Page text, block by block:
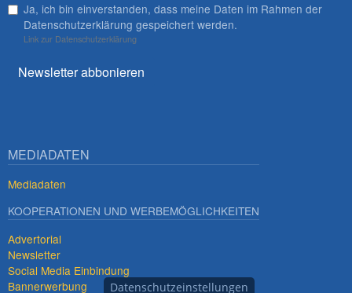
Ja, ich bin einverstanden, dass meine Daten im Rahmen der
Datenschutzerklärung gespeichert werden.
Link zur Datenschutzerklärung
Newsletter abbonieren
MEDIADATEN
Mediadaten
KOOPERATIONEN UND WERBEMÖGLICHKEITEN
Advertorial
Newsletter
Social Media Einbindung
Bannerwerbung
Datenschutzeinstellungen